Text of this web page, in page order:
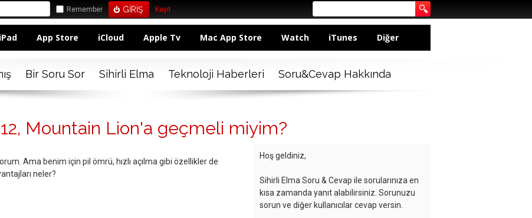
Remember Kayıt
App Store iCloud Apple Tv Mac App Store Watch iTunes Diğer
Bir Soru Sor Sihirli Elma Teknoloji Haberleri Soru&Cevap Hakkında
Mountain Lion'a geçmeli miyim?
Ama benim için pil ömrü, hızlı açılma gibi özellikler de
neler?
Hoş geldiniz,
Sihirli Elma Soru & Cevap ile sorularınıza en
kısa zamanda yanıt alabilirsiniz. Sorunuzu
sorun ve diğer kullanıcılar cevap versin.